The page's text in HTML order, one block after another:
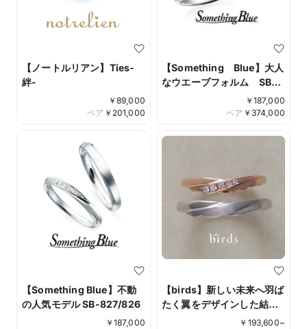
【ノートルリアン】Ties-
絆-
￥ 89,000
￥ 201,000
ペア
【Something Blue】大人
なウエーブフォルム SB-
￥ 187,000
￥ 374,000
ペア
【Something Blue】不動
の人気モデル SB-827/826
￥ 187,000
【birds】新しい未来へ羽ば
たく翼をデザインした結婚
￥ 193,600~